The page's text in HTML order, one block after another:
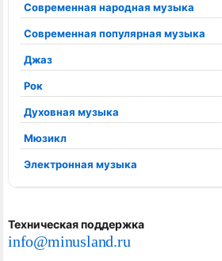
Современная народная музыка
Современная популярная музыка
Джаз
Рок
Духовная музыка
Мюзикл
Электронная музыка
Техническая поддержка
info@minusland.ru